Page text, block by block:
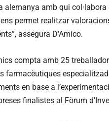
alemanya amb qui
permet realitzar
assegura D’Amico.
compta amb 25
farmacèutiques
en base a
finalistes al Fòrum